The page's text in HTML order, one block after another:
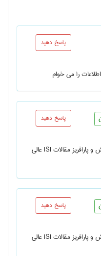
پاسخ دهید
را می خوام
پاسخ دهید
در زمینه ترجمه تخصصی و ویرایش و پارافریز مقالات ISI عالي
پاسخ دهید
در زمینه ترجمه تخصصی و ویرایش و پارافریز مقالات ISI عالي